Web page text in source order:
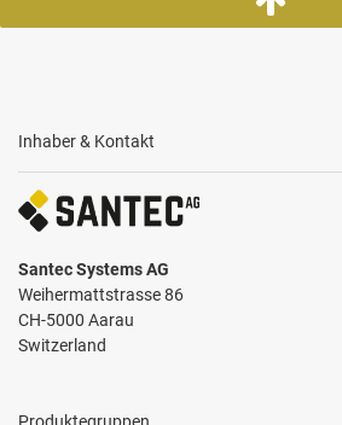
Inhaber & Kontakt
Santec Systems AG
Weihermattstrasse 86
CH-5000 Aarau
Switzerland
Produktegruppen